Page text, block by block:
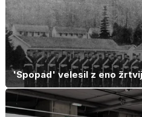
'Spopad' velesil z eno